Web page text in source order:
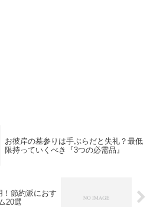
お彼岸の墓参りは手ぶらだと失礼？最低
限持っていくべき『3つの必需品』
！節約派におす
20選